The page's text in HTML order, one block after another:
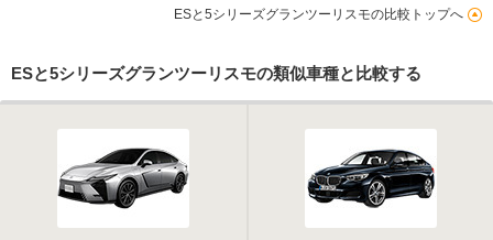
ESと5シリーズグランツーリスモの比較トップへ
ESと5シリーズグランツーリスモの類似車種と比較する